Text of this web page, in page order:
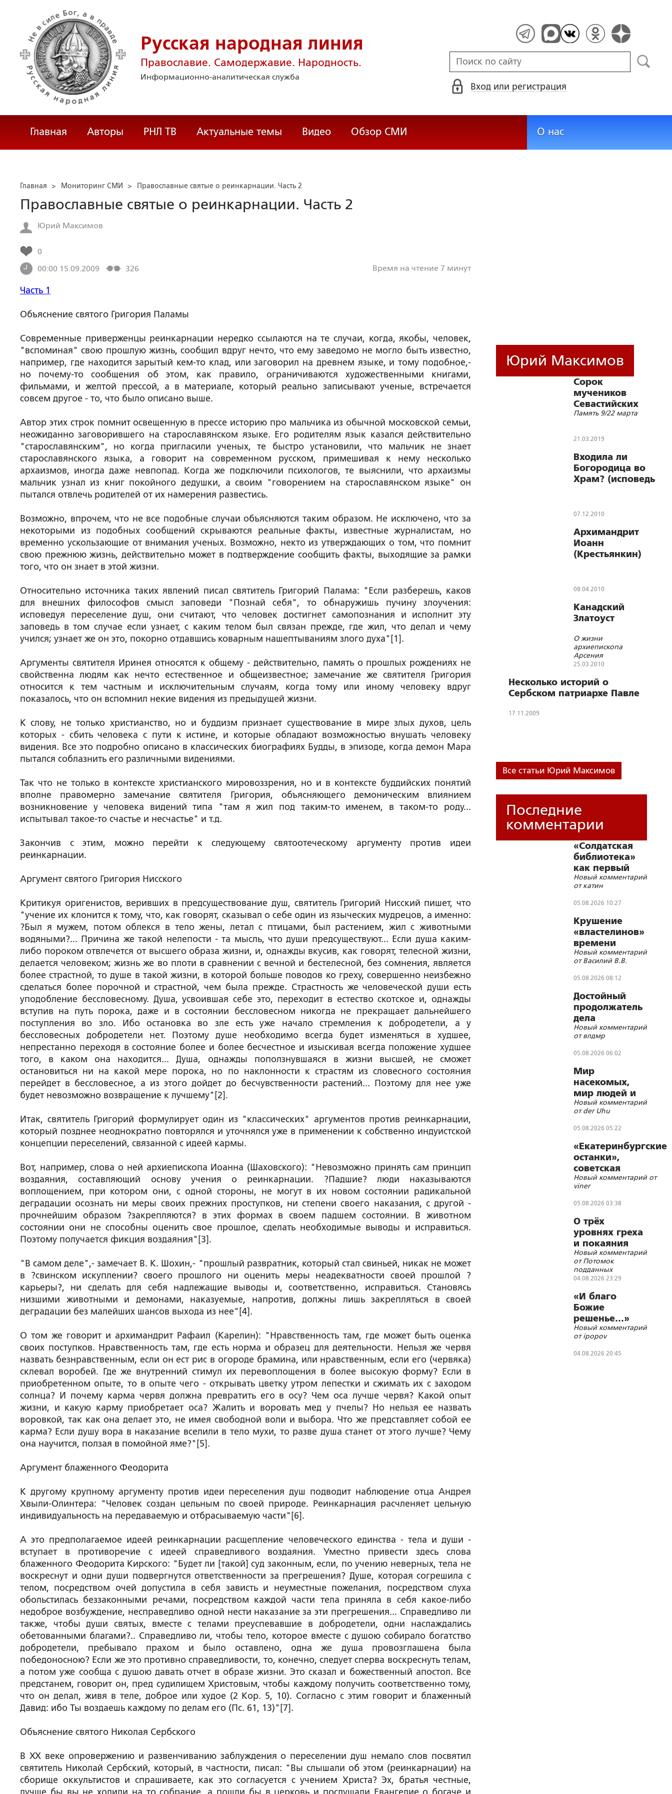
Русская народная линия
Православие. Самодержавие. Народность.
Информационно-аналитическая служба
Вход или регистрация
Главная Авторы РНЛ ТВ Актуальные темы Видео Обзор СМИ О нас
Главная > Мониторинг СМИ > Православные святые о реинкарнации. Часть 2
Православные святые о реинкарнации. Часть 2
Юрий Максимов
0
00:00 15.09.2009
326 Время на чтение 7 минут
Часть 1
Объяснение святого Григория Паламы
Современные приверженцы реинкарнации нередко ссылаются на те случаи, когда, якобы, человек,
"вспоминая" свою прошлую жизнь, сообщил вдруг нечто, что ему заведомо не могло быть известно,
например, где находится зарытый кем-то клад, или заговорил на древнем языке, и тому подобное,-
но почему-то сообщения об этом, как правило, ограничиваются художественными книгами,
фильмами, и желтой прессой, а в материале, который реально записывают ученые, встречается
совсем другое - то, что было описано выше.
Автор этих строк помнит освещенную в прессе историю про мальчика из обычной московской семьи,
неожиданно заговорившего на старославянском языке. Его родителям язык казался действительно
"старославянским", но когда пригласили ученых, те быстро установили, что мальчик не знает
старославянского языка, а говорит на современном русском, примешивая к нему несколько
архаизмов, иногда даже невпопад. Когда же подключили психологов, те выяснили, что архаизмы
мальчик узнал из книг покойного дедушки, а своим "говорением на старославянском языке" он
пытался отвлечь родителей от их намерения развестись.
Возможно, впрочем, что не все подобные случаи объясняются таким образом. Не исключено, что за
некоторыми из подобных сообщений скрываются реальные факты, известные журналистам, но
временно ускользающие от внимания ученых. Возможно, некто из утверждающих о том, что помнит
свою прежнюю жизнь, действительно может в подтверждение сообщить факты, выходящие за рамки
того, что он знает в этой жизни.
Относительно источника таких явлений писал святитель Григорий Палама: "Если разберешь, каков
для внешних философов смысл заповеди "Познай себя", то обнаружишь пучину злоучения:
исповедуя переселение душ, они считают, что человек достигнет самопознания и исполнит эту
заповедь в том случае если узнает, с каким телом был связан прежде, где жил, что делал и чему
учился; узнает же он это, покорно отдавшись коварным нашептываниям злого духа"[1].
Аргументы святителя Иринея относятся к общему - действительно, память о прошлых рождениях не
свойственна людям как нечто естественное и общеизвестное; замечание же святителя Григория
относится к тем частным и исключительным случаям, когда тому или иному человеку вдруг
показалось, что он вспомнил некие видения из предыдущей жизни.
К слову, не только христианство, но и буддизм признает существование в мире злых духов, цель
которых - сбить человека с пути к истине, и которые обладают возможностью внушать человеку
видения. Все это подробно описано в классических биографиях Будды, в эпизоде, когда демон Мара
пытался соблазнить его различными видениями.
Так что не только в контексте христианского мировоззрения, но и в контексте буддийских понятий
вполне правомерно замечание святителя Григория, объясняющего демоническим влиянием
возникновение у человека видений типа "там я жил под таким-то именем, в таком-то роду...
испытывал такое-то счастье и несчастье" и т.д.
Закончив с этим, можно перейти к следующему святоотеческому аргументу против идеи
реинкарнации.
Аргумент святого Григория Нисского
Критикуя оригенистов, веривших в предсуществование душ, святитель Григорий Нисский пишет, что
"учение их клонится к тому, что, как говорят, сказывал о себе один из языческих мудрецов, а именно:
?Был я мужем, потом облекся в тело жены, летал с птицами, был растением, жил с животными
водяными?... Причина же такой нелепости - та мысль, что души предсуществуют... Если душа каким-
либо пороком отвлечется от высшего образа жизни, и, однажды вкусив, как говорят, телесной жизни,
делается человеком; жизнь же во плоти в сравнении с вечной и бестелесной, без сомнения, является
более страстной, то душе в такой жизни, в которой больше поводов ко греху, совершенно неизбежно
сделаться более порочной и страстной, чем была прежде. Страстность же человеческой души есть
уподобление бессловесному. Душа, усвоившая себе это, переходит в естество скотское и, однажды
вступив на путь порока, даже и в состоянии бессловесном никогда не прекращает дальнейшего
поступления во зло. Ибо остановка во зле есть уже начало стремления к добродетели, а у
бессловесных добродетели нет. Поэтому душе необходимо всегда будет изменяться в худшее,
непрестанно переходя в состояние более и более бесчестное и изыскивая всегда положение худшее
того, в каком она находится... Душа, однажды поползнувшаяся в жизни высшей, не сможет
остановиться ни на какой мере порока, но по наклонности к страстям из словесного состояния
перейдет в бессловесное, а из этого дойдет до бесчувственности растений... Поэтому для нее уже
будет невозможно возвращение к лучшему"[2].
Итак, святитель Григорий формулирует один из "классических" аргументов против реинкарнации,
который позднее неоднократно повторялся и уточнялся уже в применении к собственно индуистской
концепции переселений, связанной с идеей кармы.
Вот, например, слова о ней архиепископа Иоанна (Шаховского): "Невозможно принять сам принцип
воздаяния, составляющий основу учения о реинкарнации. ?Падшие? люди наказываются
воплощением, при котором они, с одной стороны, не могут в их новом состоянии радикальной
деградации осознать ни меры своих прежних проступков, ни степени своего наказания, с другой -
прочнейшим образом ?закрепляются? в этих формах в своем падшем состоянии. В животном
состоянии они не способны оценить свое прошлое, сделать необходимые выводы и исправиться.
Поэтому получается фикция воздаяния"[3].
"В самом деле",- замечает В. К. Шохин,- "прошлый развратник, который стал свиньей, никак не может
в ?свинском искуплении? своего прошлого ни оценить меры неадекватности своей прошлой ?
карьеры?, ни сделать для себя надлежащие выводы и, соответственно, исправиться. Становясь
низшими животными и демонами, наказуемые, напротив, должны лишь закрепляться в своей
деградации без малейших шансов выхода из нее"[4].
О том же говорит и архимандрит Рафаил (Карелин): "Нравственность там, где может быть оценка
своих поступков. Нравственность там, где есть норма и образец для деятельности. Нельзя же червя
назвать безнравственным, если он ест рис в огороде брамина, или нравственным, если его (червяка)
склевал воробей. Где же внутренний стимул их перевоплощения в более высокую форму? Если в
приобретенном опыте, то в опыте чего - открывать цветку утром лепестки и сжимать их с заходом
солнца? И почему карма червя должна превратить его в осу? Чем оса лучше червя? Какой опыт
жизни, и какую карму приобретает оса? Жалить и воровать мед у пчелы? Но нельзя ее назвать
воровкой, так как она делает это, не имея свободной воли и выбора. Что же представляет собой ее
карма? Если душу вора в наказание вселили в тело мухи, то разве душа станет от этого лучше? Чему
она научится, ползая в помойной яме?"[5].
Аргумент блаженного Феодорита
К другому крупному аргументу против идеи переселения душ подводит наблюдение отца Андрея
Хвыли-Олинтера: "Человек создан цельным по своей природе. Реинкарнация расчленяет цельную
индивидуальность на передаваемую и отбрасываемую части"[6].
А это предполагаемое идеей реинкарнации расщепление человеческого единства - тела и души -
вступает в противоречие с идеей справедливого воздаяния. Уместно привести здесь слова
блаженного Феодорита Кирского: "Будет ли [такой] суд законным, если, по учению неверных, тела не
воскреснут и одни души подвергнутся ответственности за прегрешения? Душе, которая согрешила с
телом, посредством очей допустила в себя зависть и неуместные пожелания, посредством слуха
обольстилась беззаконными речами, посредством каждой части тела приняла в себя какое-либо
недоброе возбуждение, несправедливо одной нести наказание за эти прегрешения... Справедливо ли
также, чтобы души святых, вместе с телами преуспевавшие в добродетели, одни наслаждались
обетованными благами?.. Справедливо ли, чтобы тело, которое вместе с душою собирало богатство
добродетели, пребывало прахом и было оставлено, одна же душа провозглашена была
победоносною? Если же это противно справедливости, то, конечно, следует сперва воскреснуть телам,
а потом уже сообща с душою давать отчет в образе жизни. Это сказал и божественный апостол. Все
предстанем, говорит он, пред судилищем Христовым, чтобы каждому получить соответственно тому,
что он делал, живя в теле, доброе или худое (2 Кор. 5, 10). Согласно с этим говорит и блаженный
Давид: ибо Ты воздаешь каждому по делам его (Пс. 61, 13)"[7].
Объяснение святого Николая Сербского
В ХХ веке опровержению и развенчиванию заблуждения о переселении душ немало слов посвятил
святитель Николай Сербский, который, в частности, писал: "Вы слышали об этом (реинкарнации) на
сборище оккультистов и спрашиваете, как это согласуется с учением Христа? Эх, братья честные,
лучше бы вы не ходили на то собрание, а пошли бы в церковь и послушали Евангелие о богаче и
Юрий Максимов
Сорок
мучеников
Севастийских
Память 9/22 марта
21.03.2019
Входила ли
Богородица во
Храм? (исповедь
07.12.2010
Архимандрит
Иоанн
(Крестьянкин)
соблазнов
08.04.2010
Канадский
Златоуст
О жизни
архиепископа
Арсения
Виннипегского
25.03.2010
Несколько историй о
Сербском патриархе Павле
17.11.2009
Все статьи Юрий Максимов
Последние
комментарии
«Солдатская
библиотека»
как первый
помощник
реабилитолога
Новый комментарий
от катин
05.08.2026 10:27
Крушение
«властелинов»
времени
Новый комментарий
от Василий В.В.
05.08.2026 08:12
Достойный
продолжатель
дела
Губельмана-
Ярославского
Новый комментарий
от влдмр
05.08.2026 06:02
Мир
насекомых,
мир людей и
блуд
Новый комментарий
от der Uhu
05.08.2026 05:22
«Екатеринбургские
останки»,
советская
символика и
цифровизации
Новый комментарий от
viner
05.08.2026 03:38
О трёх
уровнях греха
и покаяния
Новый комментарий
от Потомок
подданных
Императора
04.08.2026 23:29
«И благо
Божие
решенье…»
Новый комментарий
от ipopov
04.08.2026 20:45